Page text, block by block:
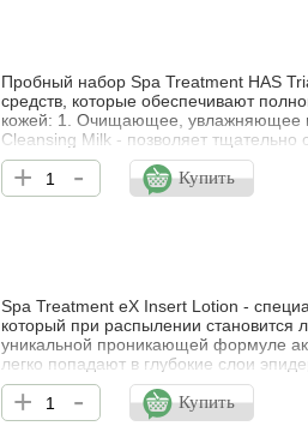
Пробный набор Spa Treatment HAS
средств, которые обеспечивают
кожей: 1. Очищающее, увлажняющее
Cleansing Milk - позволяет тщательно
макияжа и стойких загрязнений. 2.
марокканской глиной Spa Treatment
очищает поры от стойких
+ - Купить
Spa Treatment eX Insert Lotion -
который при распылении становится
уникальной проникающей формуле
легко попадают в глубокие слои
положительный эффект. Лосьон Spa
восстанавливает водный баланс на
коже упругость, гладкость и сияние.
+ - Купить